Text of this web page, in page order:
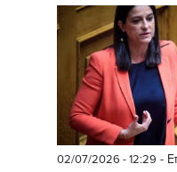
02/07/2026 - 12:29 -